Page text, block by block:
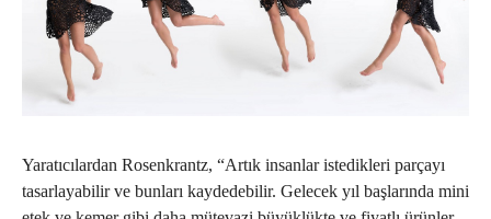
Yaratıcılardan Rosenkrantz, “Artık insanlar istedikleri parçayı
tasarlayabilir ve bunları kaydedebilir. Gelecek yıl başlarında mini